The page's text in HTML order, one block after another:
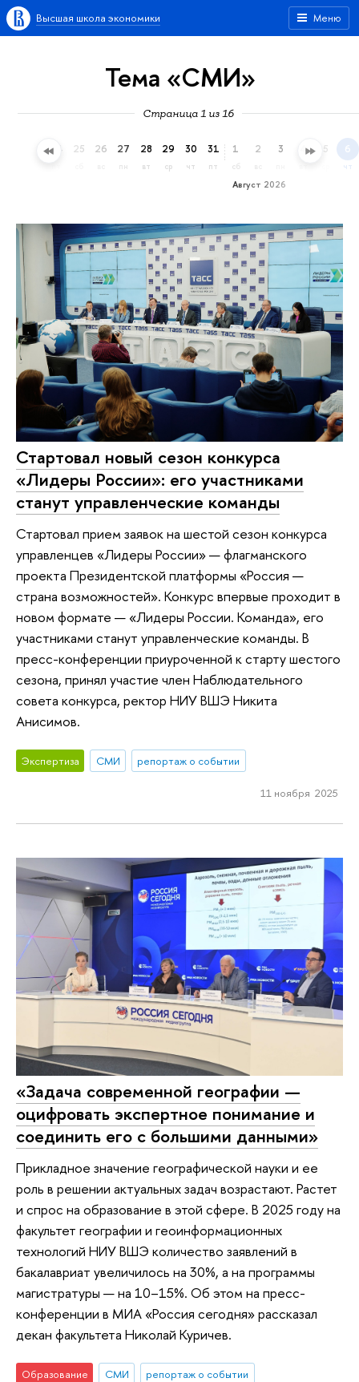
Меню
Высшая школа экономики
Тема «СМИ»
Страница 1 из 16
24 25 26 27
пн
28
вт
29
ср
30
чт
31
пт
Август 2026
1
сб
2 3 4 5 6
чт
Стартовал новый сезон конкурса
«Лидеры России»: его участниками
станут управленческие команды
Стартовал прием заявок на шестой сезон конкурса
управленцев «Лидеры России» — флагманского
проекта Президентской платформы «Россия —
страна возможностей». Конкурс впервые проходит в
новом формате — «Лидеры России. Команда», его
участниками станут управленческие команды. В
пресс-конференции приуроченной к старту шестого
сезона, принял участие член Наблюдательного
совета конкурса, ректор НИУ ВШЭ Никита
Анисимов.
Экспертиза СМИ репортаж о событии
11 ноября 2025
«Задача современной географии —
оцифровать экспертное понимание и
соединить его с большими данными»
Прикладное значение географической науки и ее
роль в решении актуальных задач возрастают. Растет
и спрос на образование в этой сфере. В 2025 году на
факультет географии и геоинформационных
технологий НИУ ВШЭ количество заявлений в
бакалавриат увеличилось на 30%, а на программы
магистратуры — на 10–15%. Об этом на пресс-
конференции в МИА «Россия сегодня» рассказал
декан факультета Николай Куричев.
Образование СМИ репортаж о событии